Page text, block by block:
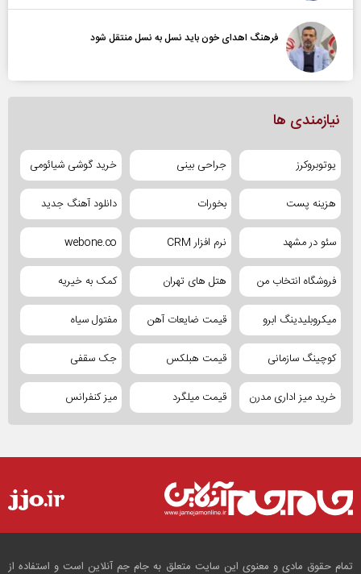
فرهنگ اهدای خون باید نسل به نسل منتقل شود
نیازمندی ها
یوتوبروکرز جراحی بینی خرید گوشی شیائومی
هزینه پست بخورات دانلود آهنگ جدید
سئو در مشهد نرم افزار CRM webone.co
فروشگاه انتخاب من هتل های تهران کمک به خیریه
میکروبلیدینگ ابرو قیمت ضایعات آهن مفتول سیاه
کوچینگ سازمانی قیمت هبلکس جک سقفی
خرید میز اداری مدرن قیمت میلگرد میز کنفرانس
تمام حقوق مادی و معنوی این سایت متعلق به جام جم آنلاین است و استفاده از